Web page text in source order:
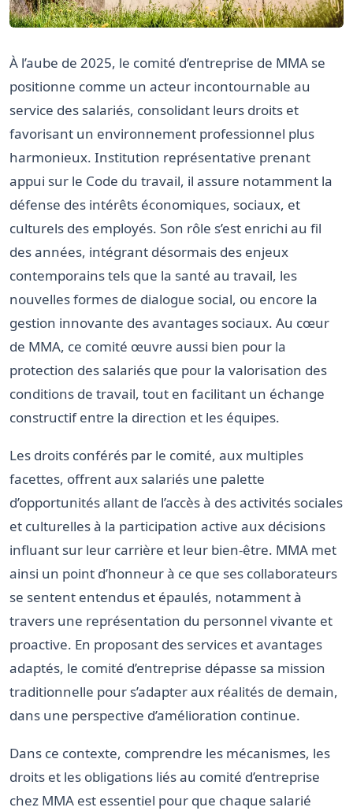
À l’aube de 2025, le comité d’entreprise de MMA se
positionne comme un acteur incontournable au
service des salariés, consolidant leurs droits et
favorisant un environnement professionnel plus
harmonieux. Institution représentative prenant
appui sur le Code du travail, il assure notamment la
défense des intérêts économiques, sociaux, et
culturels des employés. Son rôle s’est enrichi au fil
des années, intégrant désormais des enjeux
contemporains tels que la santé au travail, les
nouvelles formes de dialogue social, ou encore la
gestion innovante des avantages sociaux. Au cœur
de MMA, ce comité œuvre aussi bien pour la
protection des salariés que pour la valorisation des
conditions de travail, tout en facilitant un échange
constructif entre la direction et les équipes.
Les droits conférés par le comité, aux multiples
facettes, offrent aux salariés une palette
d’opportunités allant de l’accès à des activités sociales
et culturelles à la participation active aux décisions
influant sur leur carrière et leur bien-être. MMA met
ainsi un point d’honneur à ce que ses collaborateurs
se sentent entendus et épaulés, notamment à
travers une représentation du personnel vivante et
proactive. En proposant des services et avantages
adaptés, le comité d’entreprise dépasse sa mission
traditionnelle pour s’adapter aux réalités de demain,
dans une perspective d’amélioration continue.
Dans ce contexte, comprendre les mécanismes, les
droits et les obligations liés au comité d’entreprise
chez MMA est essentiel pour que chaque salarié